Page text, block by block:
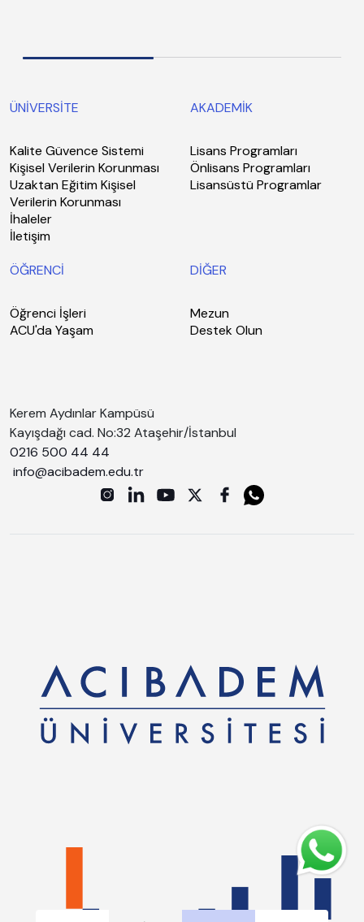
ÜNİVERSİTE
Kalite Güvence Sistemi
Kişisel Verilerin Korunması
Uzaktan Eğitim Kişisel
Verilerin Korunması
İhaleler
İletişim
AKADEMİK
Lisans Programları
Önlisans Programları
Lisansüstü Programlar
ÖĞRENCİ
Öğrenci İşleri
ACU'da Yaşam
DİĞER
Mezun
Destek Olun
Kerem Aydınlar Kampüsü
Kayışdağı cad. No:32 Ataşehir/İstanbul
0216 500 44 44
info@acibadem.edu.tr